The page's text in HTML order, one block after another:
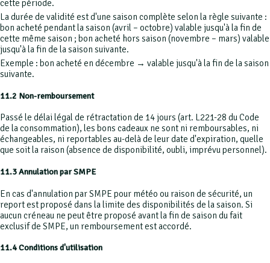
cette période.
La durée de validité est d'une saison complète selon la règle suivante :
bon acheté pendant la saison (avril – octobre) valable jusqu'à la fin de
cette même saison ; bon acheté hors saison (novembre – mars) valable
jusqu'à la fin de la saison suivante.
Exemple : bon acheté en décembre → valable jusqu'à la fin de la saison
suivante.
11.2 Non-remboursement
Passé le délai légal de rétractation de 14 jours (art. L221-28 du Code
de la consommation), les bons cadeaux ne sont ni remboursables, ni
échangeables, ni reportables au-delà de leur date d'expiration, quelle
que soit la raison (absence de disponibilité, oubli, imprévu personnel).
11.3 Annulation par SMPE
En cas d'annulation par SMPE pour météo ou raison de sécurité, un
report est proposé dans la limite des disponibilités de la saison. Si
aucun créneau ne peut être proposé avant la fin de saison du fait
exclusif de SMPE, un remboursement est accordé.
11.4 Conditions d'utilisation